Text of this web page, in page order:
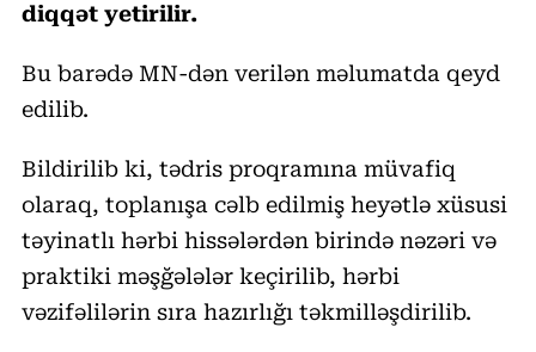
diqqət yetirilir.
Bu barədə MN-dən verilən məlumatda qeyd
edilib.
Bildirilib ki, tədris proqramına müvafiq
olaraq, toplanışa cəlb edilmiş heyətlə xüsusi
təyinatlı hərbi hissələrdən birində nəzəri və
praktiki məşğələlər keçirilib, hərbi
vəzifəlilərin sıra hazırlığı təkmilləşdirilib.